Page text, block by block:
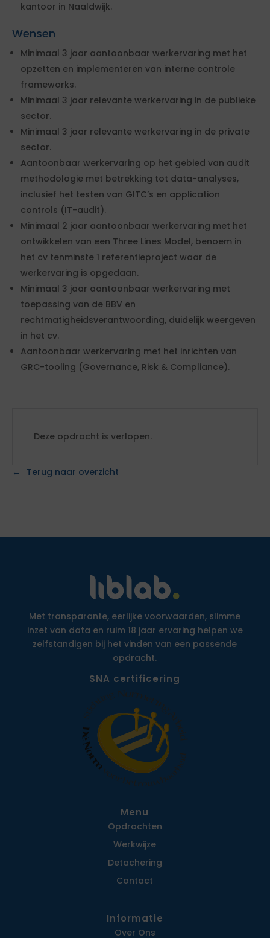
kantoor in Naaldwijk.
Wensen
Minimaal 3 jaar aantoonbaar werkervaring met het
opzetten en implementeren van interne controle
frameworks.
Minimaal 3 jaar relevante werkervaring in de publieke
sector.
Minimaal 3 jaar relevante werkervaring in de private
sector.
Aantoonbaar werkervaring op het gebied van audit
methodologie met betrekking tot data-analyses,
inclusief het testen van GITC’s en application
controls (IT-audit).
Minimaal 2 jaar aantoonbaar werkervaring met het
ontwikkelen van een Three Lines Model, benoem in
het cv tenminste 1 referentieproject waar de
werkervaring is opgedaan.
Minimaal 3 jaar aantoonbaar werkervaring met
toepassing van de BBV en
rechtmatigheidsverantwoording, duidelijk weergeven
in het cv.
Aantoonbaar werkervaring met het inrichten van
GRC-tooling (Governance, Risk & Compliance).
Deze opdracht is verlopen.
Terug naar overzicht
Met transparante, eerlijke voorwaarden, slimme
inzet van data en ruim 18 jaar ervaring helpen we
zelfstandigen bij het vinden van een passende
opdracht.
SNA certificering
Menu
Opdrachten
Werkwijze
Detachering
Contact
Informatie
Over Ons